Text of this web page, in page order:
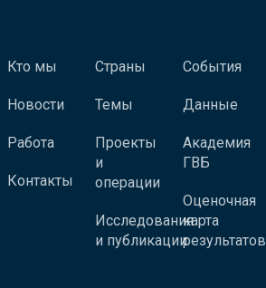
Кто мы
Новости
Работа
Контакты
Страны
Темы
Проекты
и
операции
Исследования
и публикации
События
Данные
Академия
ГВБ
Оценочная
карта
результатов